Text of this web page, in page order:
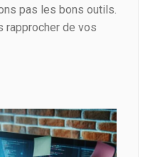
pas les bons outils.
rapprocher de vos